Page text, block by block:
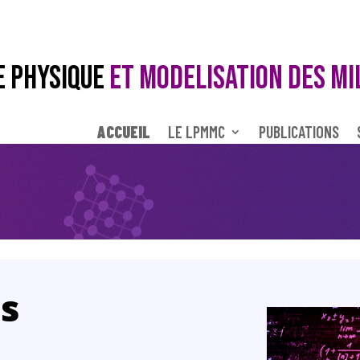
PHYSIQUEET MODELISATION DES
ACCUEIL LE LPMMC PUBLICATIONS